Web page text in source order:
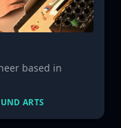
based in
ARTS